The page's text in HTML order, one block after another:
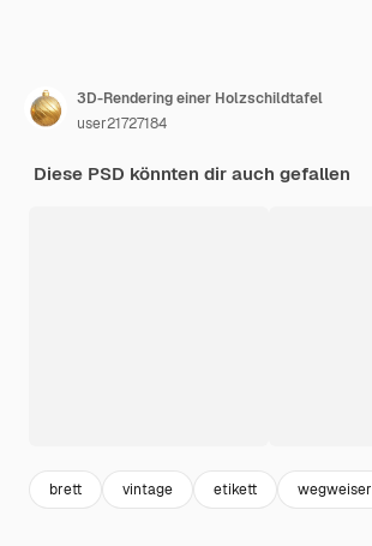
3D-Rendering einer Holzschildtafel
user21727184
Diese PSD könnten dir auch gefallen
brett vintage etikett wegweiser